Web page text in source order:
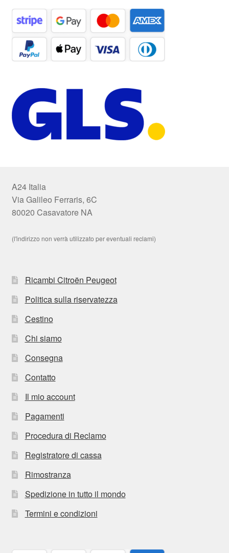
A24 Italia
Via Galileo Ferraris, 6C
80020 Casavatore NA
(l'indirizzo non verrà utilizzato per eventuali reclami)
Ricambi Citroën Peugeot
Politica sulla riservatezza
Cestino
Chi siamo
Consegna
Contatto
Il mio account
Pagamenti
Procedura di Reclamo
Registratore di cassa
Rimostranza
Spedizione in tutto il mondo
Termini e condizioni